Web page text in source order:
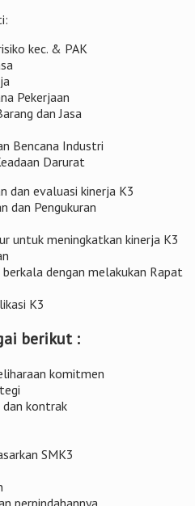
kec. & PAK
Pekerjaan
dan Jasa
Bencana Industri
Darurat
dan evaluasi kinerja K3
dan Pengukuran
untuk meningkatkan kinerja K3
dengan melakukan Rapat
K3
berikut :
komitmen
dan kontrak
SMK3